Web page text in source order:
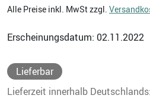
Alle Preise inkl. MwSt zzgl.
Erscheinungsdatum: 02.11.2022
Lieferbar
Lieferzeit innerhalb